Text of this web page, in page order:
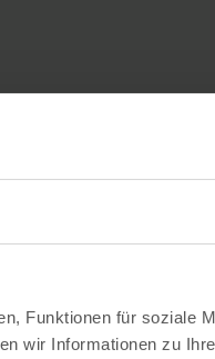
Funktionen für soziale
wir Informationen zu